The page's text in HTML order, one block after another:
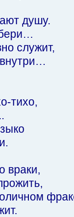
душу.
служит,
тихо,
враки,